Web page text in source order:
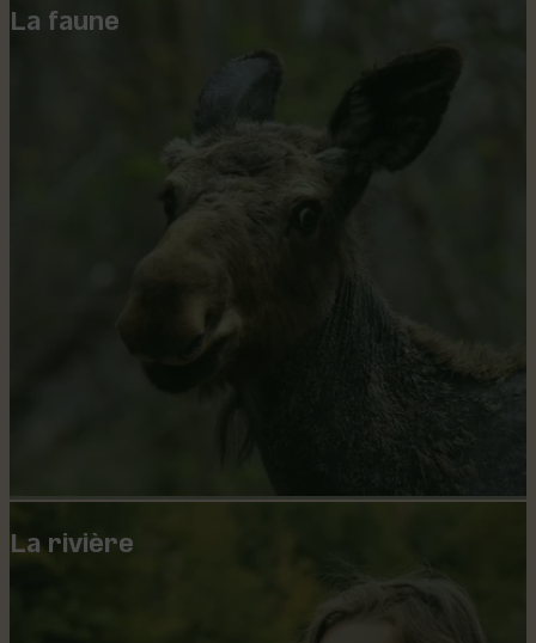
La faune
La rivière